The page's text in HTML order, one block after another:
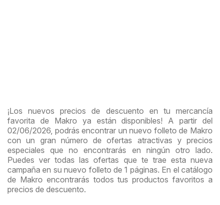
¡Los nuevos precios de descuento en tu mercancía
favorita de Makro ya están disponibles! A partir del
02/06/2026, podrás encontrar un nuevo folleto de Makro
con un gran número de ofertas atractivas y precios
especiales que no encontrarás en ningún otro lado.
Puedes ver todas las ofertas que te trae esta nueva
campaña en su nuevo folleto de 1 páginas. En el catálogo
de Makro encontrarás todos tus productos favoritos a
precios de descuento.